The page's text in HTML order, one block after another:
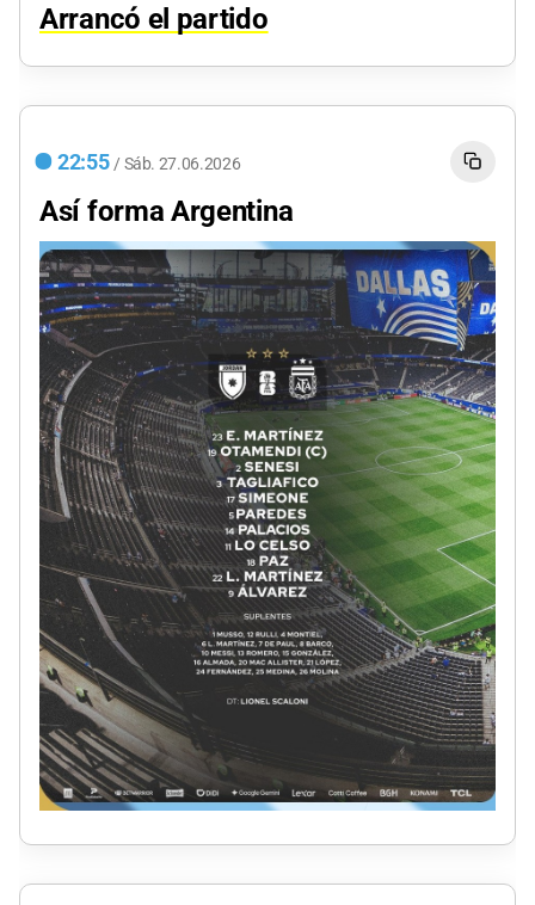
Arrancó el partido
22:55 / Sáb. 27.06.2026
Así forma Argentina